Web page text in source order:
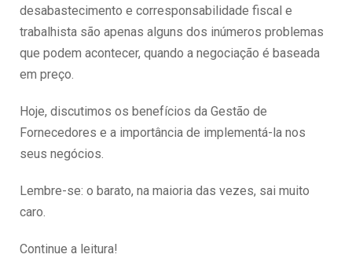
desabastecimento e corresponsabilidade fiscal e
trabalhista são apenas alguns dos inúmeros problemas
que podem acontecer, quando a negociação é baseada
em preço.
Hoje, discutimos os benefícios da Gestão de
Fornecedores e a importância de implementá-la nos
seus negócios.
Lembre-se: o barato, na maioria das vezes, sai muito
caro.
Continue a leitura!